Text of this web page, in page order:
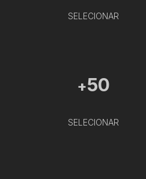
SELECIONAR
+50
SELECIONAR